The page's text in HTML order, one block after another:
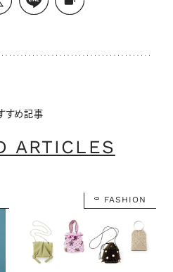
すめ記事
ARTICLES
FASHION